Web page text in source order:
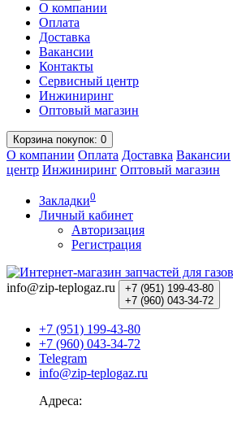
О компании
Оплата
Доставка
Вакансии
Контакты
Сервисный центр
Инжиниринг
Оптовый магазин
Корзинапокупок: 0
О компании Оплата Доставка Вакансии
центр Инжиниринг Оптовый магазин
Закладки0
Личный кабинет
Авторизация
Регистрация
info@zip-teplogaz.ru +7 (951) 199-43-80
+7 (960) 043-34-72
+7 (951) 199-43-80
+7 (960) 043-34-72
Telegram
info@zip-teplogaz.ru
Адреса: